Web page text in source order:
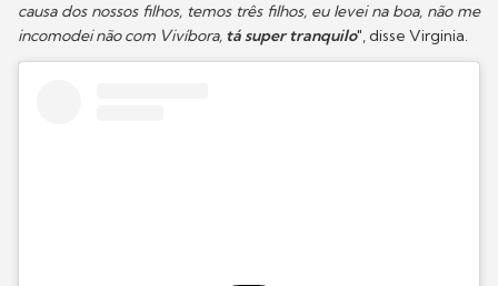
causa dos nossos filhos, temos três filhos, eu levei na boa, não me
incomodei não com Vivíbora, tá super tranquilo", disse Virginia.